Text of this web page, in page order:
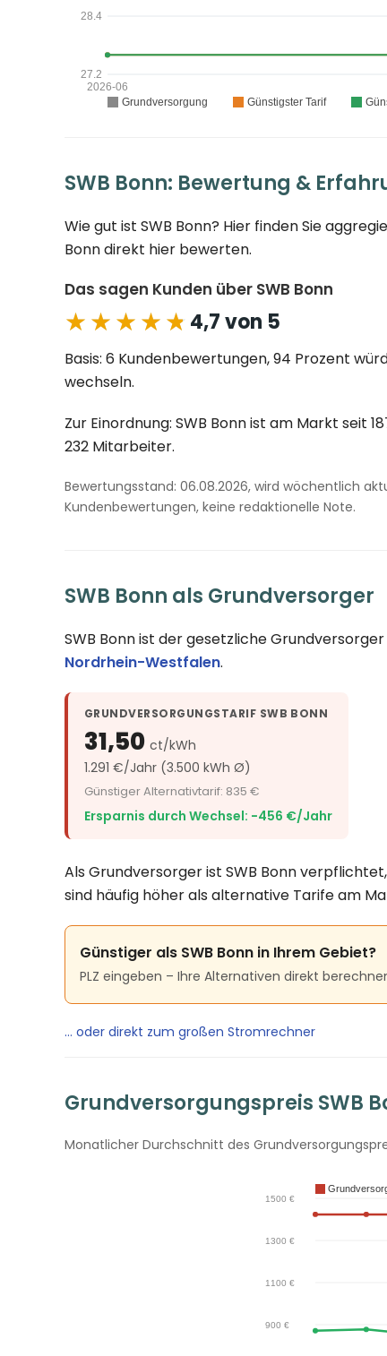
SWB Bonn: Bewertung &
Wie gut ist SWB Bonn? Hier finden Sie
Bonn direkt hier bewerten.
Das sagen Kunden über SWB Bonn
★★★★★
★★★★★ 4,7 von 5
Basis: 6 Kundenbewertungen, 94 Prozent
wechseln.
Zur Einordnung: SWB Bonn ist am Markt seit
232 Mitarbeiter.
Bewertungsstand: 06.08.2026, wird wöchentlich
Kundenbewertungen, keine redaktionelle Note.
SWB Bonn als Grundversorger
SWB Bonn ist der gesetzliche
Nordrhein-Westfalen.
GRUNDVERSORGUNGSTARIF SWB BONN
31,50 ct/kWh
1.291 €/Jahr (3.500 kWh Ø)
Günstiger Alternativtarif: 835 €
Ersparnis durch Wechsel: −456 €/Jahr
Als Grundversorger ist SWB Bonn
sind häufig höher als alternative Tarife am
Günstiger als SWB Bonn in Ihrem Gebiet?
PLZ eingeben – Ihre Alternativen direkt
… oder direkt zum großen Stromrechner
Grundversorgungspreis SWB
Monatlicher Durchschnitt des